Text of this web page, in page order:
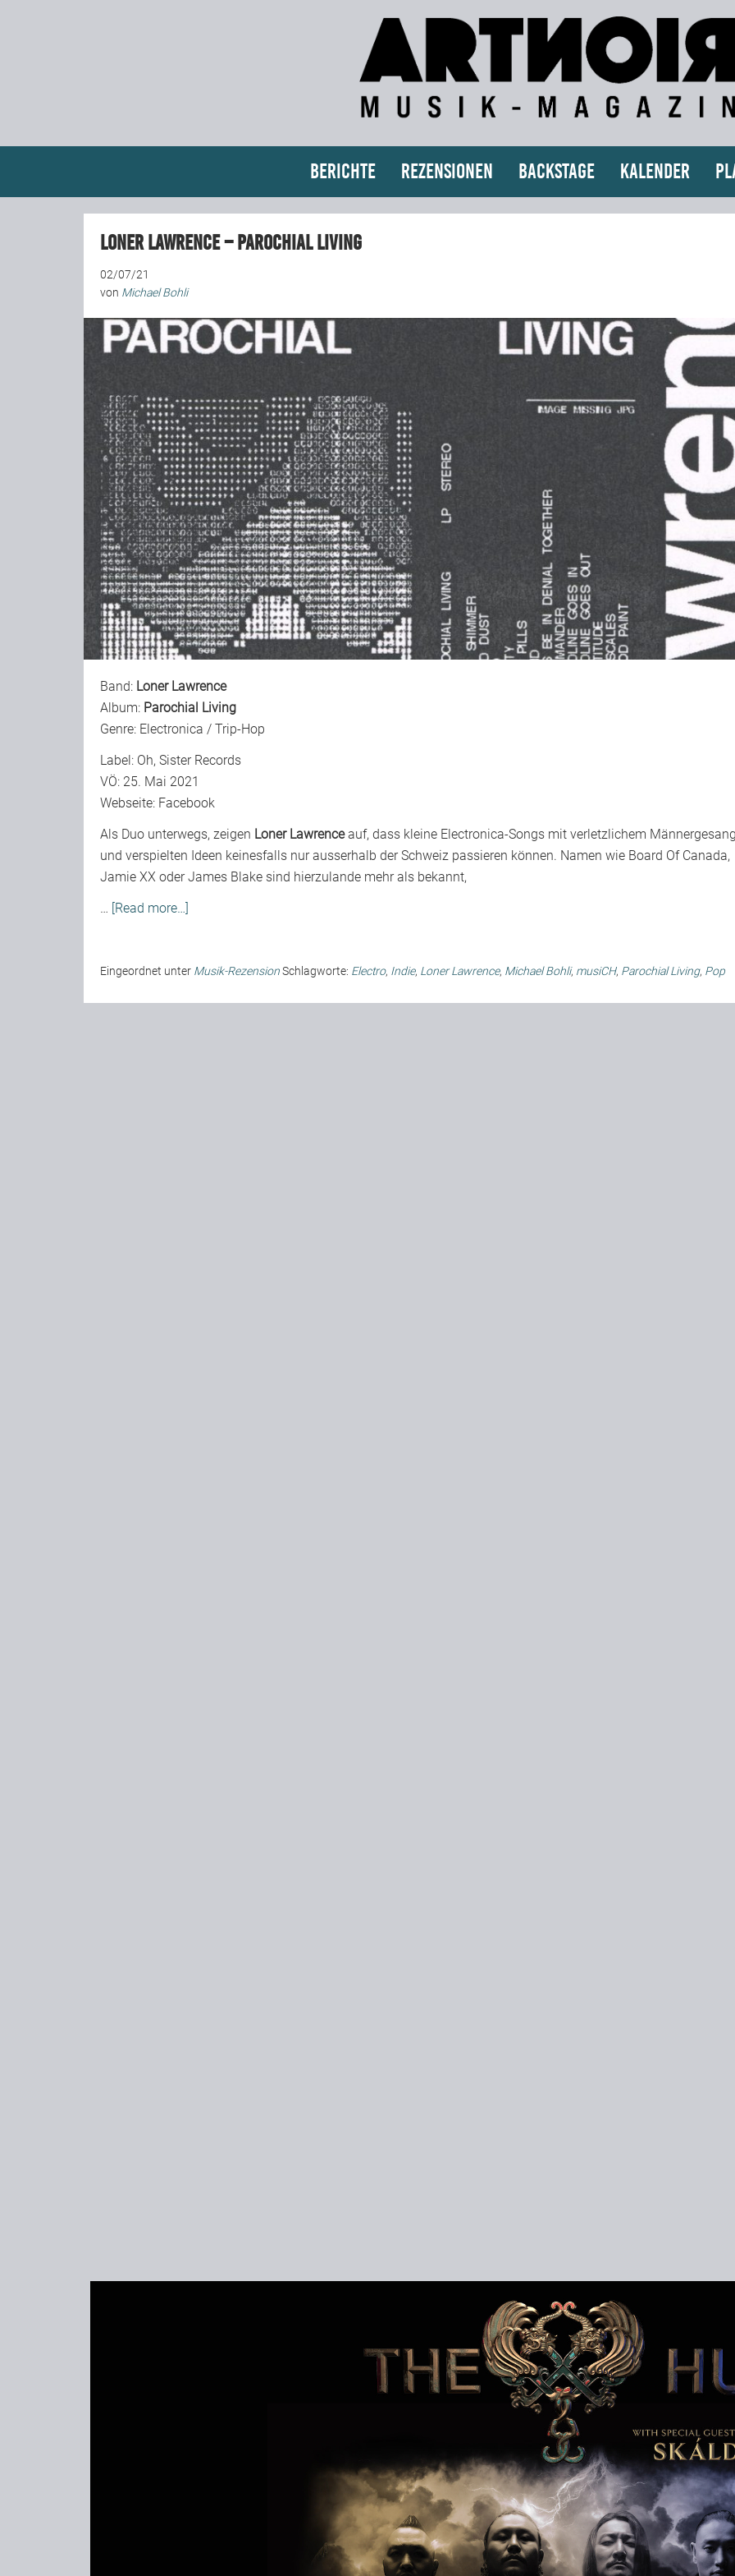
Berichte Rezensionen Backstage Kalender
Loner Lawrence – Parochial Living
02/07/21
von Michael Bohli
Band: Loner Lawrence
Album: Parochial Living
Genre: Electronica / Trip-Hop
Label: Oh, Sister Records
VÖ: 25. Mai 2021
Webseite: Facebook
Als Duo unterwegs, zeigen Loner Lawrenceauf, dass kleine Electronica-Songs mit verletzlichem
und verspielten Ideen keinesfalls nur ausserhalb der Schweiz passieren können. Namen wie Board Of Canada,
Jamie XX oder James Blake sind hierzulande mehr als bekannt,
… [Read more…]
Eingeordnet unter Musik-RezensionSchlagworte: Electro, Indie, Loner Lawrence, Michael Bohli, musiCH, Parochial Living, Pop